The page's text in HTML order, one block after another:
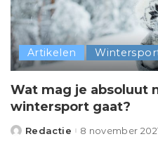
Artikelen
Wat mag je absoluut
wintersport gaat?
Posted
Redactie 8 november